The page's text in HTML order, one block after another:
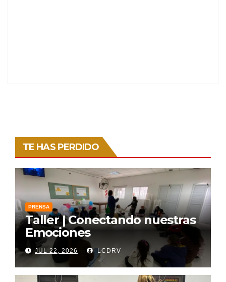
TE HAS PERDIDO
PRENSA
Taller | Conectando nuestras
Emociones
JUL 22, 2026 LCDRV